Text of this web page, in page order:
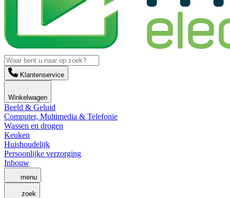
Klantenservice
Winkelwagen
Beeld & Geluid
Computer, Multimedia & Telefonie
Wassen en drogen
Keuken
Huishoudelijk
Persoonlijke verzorging
Inbouw
menu
zoek